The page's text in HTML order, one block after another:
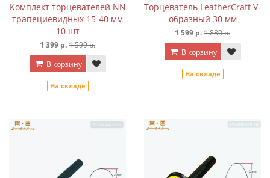
Комплект торцевателей NN
трапециевидных 15-40 мм
10 шт
1 399 р.1 599 р.
В корзину
На складе
Торцеватель LeatherCraft V-
образный 30 мм
1 599 р.1 880 р.
В корзину
На складе